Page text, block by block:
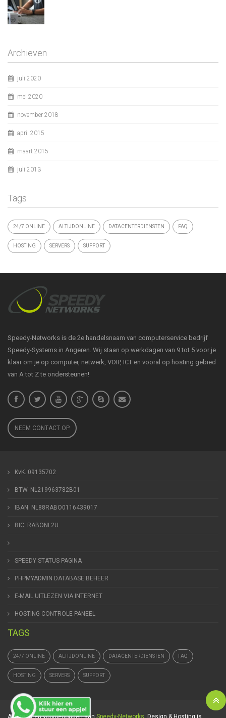
Archieven
juli 2020
mei 2020
november 2018
april 2015
maart 2015
juli 2013
Tags
24/7 ONLINE ALTIJDONLINE DATACENTERDIENSTEN FAQ
HOSTING SERVERS SUPPORT
Speedy-Networks is de 2e handelsnaam van computerservice bedrijf
Speedy-Systems in Angeren. Wij staan op werkdagen van 9 tot 5 voor je
klaar om je op computer, netwerk, VOIP, ICT en vooral op hosting gebied
van A tot Z te ondersteunen!
NEEM CONTACT OP
KvK. 09135702
BTW. NL219963782B01
IBAN. NL88RABO0116439017
BIC. RABONL2U
SPEEDY STATUS PAGINA
PHPMYADMIN DATABASE BEHEER
E-MAIL UITLEZEN VIA INTERNET
HOSTING CONTROLE PANEEL
TAGS
24/7 ONLINE ALTIJDONLINE DATACENTERDIENSTEN FAQ
HOSTING SERVERS SUPPORT
Alle rechten voorbehouden aan Speedy-Networks . Design & Hosting is